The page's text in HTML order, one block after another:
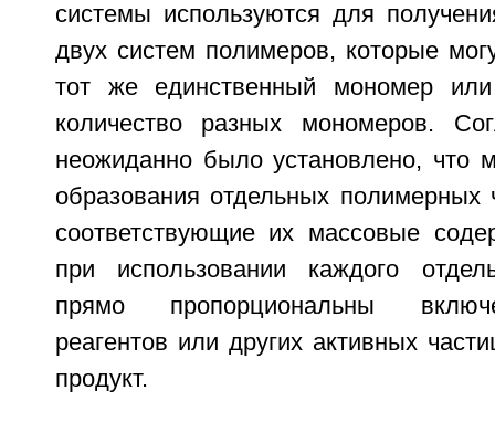
системы используются для
двух систем полимеров, которые
тот же единственный мономер
количество разных мономеров.
неожиданно было установлено, что
образования отдельных полимерных
соответствующие их массовые
при использовании каждого
прямо пропорциональны
реагентов или других активных
продукт.